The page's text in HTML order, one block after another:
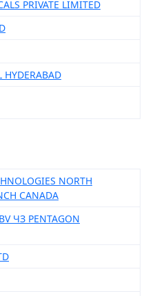
PRIVATE LIMITED
HYDERABAD
NORTH
CANADA
ЧЗ PENTAGON